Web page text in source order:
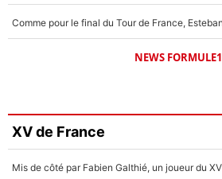
NEWS FORMULE1
XV de France